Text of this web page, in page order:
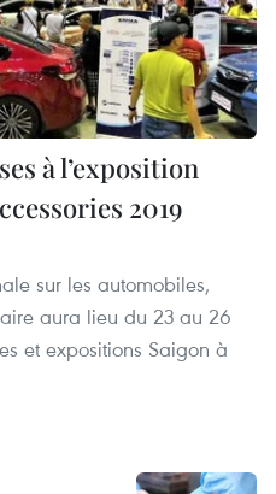
à l’exposition
2019
sur les automobiles,
aura lieu du 23 au 26
et expositions Saigon à